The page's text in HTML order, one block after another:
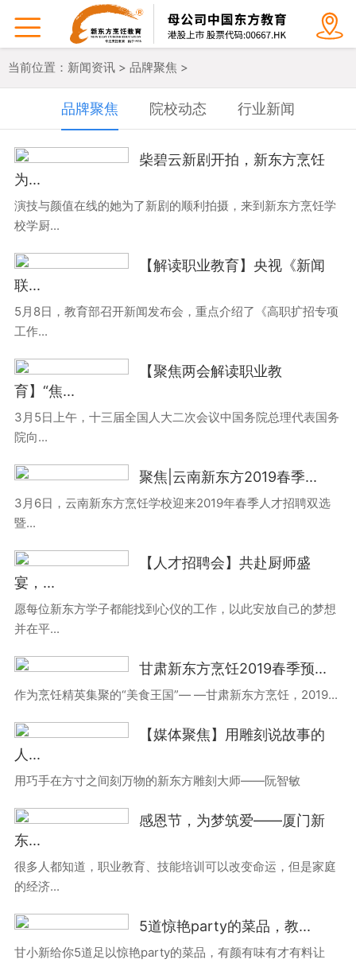
 
当前位置： 新闻资讯 > 品牌聚焦 >
品牌聚焦 院校动态 行业新闻
柴碧云新剧开拍，新东方烹饪
为...
演技与颜值在线的她为了新剧的顺利拍摄，来到新东方烹饪学
校学厨...
【解读职业教育】央视《新闻
联...
5月8日，教育部召开新闻发布会，重点介绍了《高职扩招专项
工作...
【聚焦两会解读职业教
育】“焦...
3月5日上午，十三届全国人大二次会议中国务院总理代表国务
院向...
聚焦|云南新东方2019春季...
3月6日，云南新东方烹饪学校迎来2019年春季人才招聘双选
暨...
【人才招聘会】共赴厨师盛
宴，...
愿每位新东方学子都能找到心仪的工作，以此安放自己的梦想
并在平...
甘肃新东方烹饪2019春季预...
作为烹饪精英集聚的“美食王国”— —甘肃新东方烹饪，2019...
【媒体聚焦】用雕刻说故事的
人...
用巧手在方寸之间刻万物的新东方雕刻大师——阮智敏
感恩节，为梦筑爱——厦门新
东...
很多人都知道，职业教育、技能培训可以改变命运，但是家庭
的经济...
5道惊艳party的菜品，教...
甘小新给你5道足以惊艳party的菜品，有颜有味有才有料让